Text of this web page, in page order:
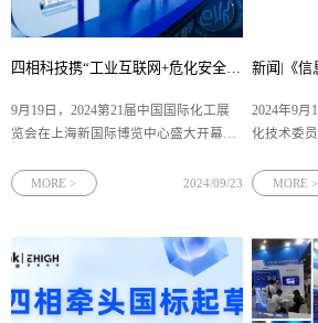
四相科技携“工业互联网+危化安全生产”人员定位解决方案亮相2024国际化工展！
9月19日，2024第21届中国国际化工展
览会在上海新国际博览中心盛大开幕。
未来”为主题，展出面积约4.5万平方
报名参展。（
MORE > 2024/09/23
2024年9月
化技术委
超宽带定
技大学成功
MORE >